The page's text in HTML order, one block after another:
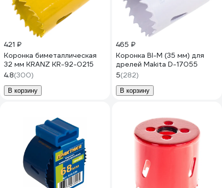
421 ₽
Коронка биметаллическая
32 мм KRANZ KR-92-0215
4.8(300)
В корзину
465 ₽
Коронка BI-M (35 мм) для
дрелей Makita D-17055
5(282)
В корзину